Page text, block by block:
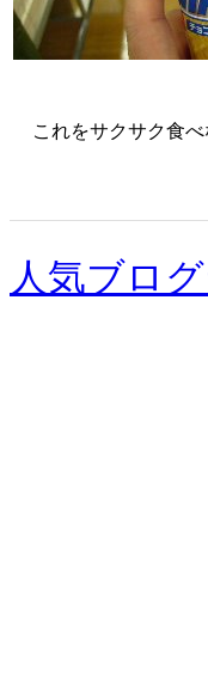
これをサクサク食べ
人気ブロ